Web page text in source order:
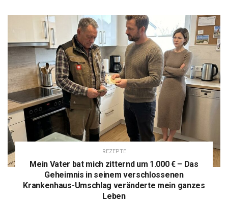
REZEPTE
Mein Vater bat mich zitternd um 1.000 € – Das
Geheimnis in seinem verschlossenen
Krankenhaus-Umschlag veränderte mein ganzes
Leben